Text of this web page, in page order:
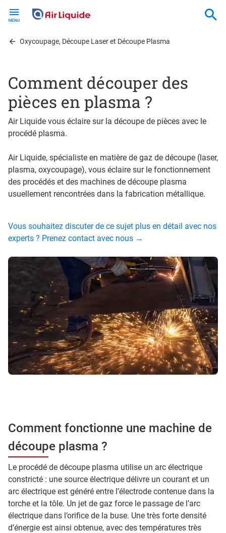
contentOxycoupage, Découpe Laser et Découpe Plasma
Comment découper des
pièces en plasma ?
Air Liquide vous éclaire sur la découpe de pièces avec le
procédé plasma.
Air Liquide, spécialiste en matière de gaz de découpe (laser,
plasma, oxycoupage), vous éclaire sur le fonctionnement
des procédés et des machines de découpe plasma
usuellement rencontrées dans la fabrication métallique.
Vous souhaitez discuter de ce sujet plus en détail avec nos
experts ? Prenez contact avec nous →
Comment fonctionne une machine de
découpe plasma ?
Le procédé de découpe plasma utilise un arc électrique
constricté : une source électrique délivre un courant et un
arc électrique est généré entre l’électrode contenue dans la
torche et la tôle. Un jet de gaz force le passage de l’arc
électrique dans l’orifice de la buse. Une très forte densité
d’énergie est ainsi obtenue, avec des températures très